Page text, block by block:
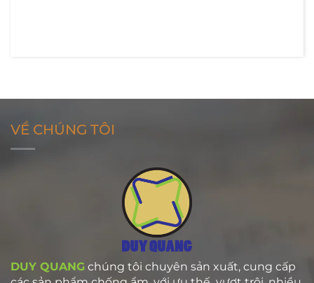
VỀ CHÚNG TÔI
DUY QUANG chúng tôi chuyên sản xuất, cung cấp